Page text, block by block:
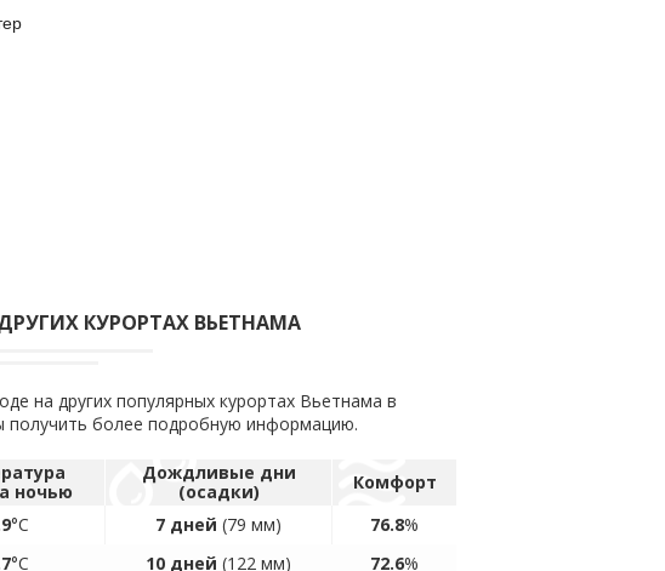
КУРОРТАХ ВЬЕТНАМА
на других популярных курортах Вьетнама в
получить более подробную информацию.
ночью
Дождливые дни
(осадки)
Комфорт
°C 7 дней (79 мм) 76.8%
°C 10 дней (122 мм) 72.6%